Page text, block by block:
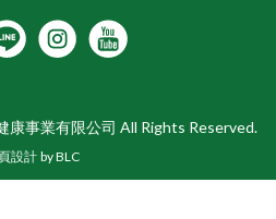
事業有限公司 All Rights Reserved.
設計 by BLC